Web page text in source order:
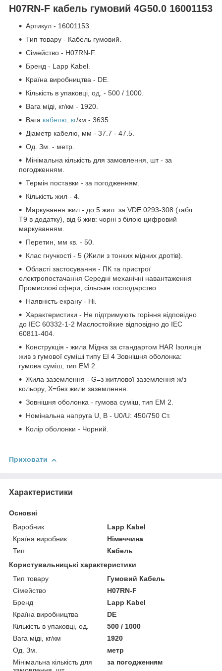
H07RN-F кабель гумовий 4G50.0 16001153
Артикул - 16001153.
Тип товару - Кабель гумовий.
Сімейство - H07RN-F.
Бренд - Lapp Kabel.
Країна виробництва - DE.
Кількість в упаковці, од. - 500 / 1000.
Вага міді, кг/км - 1920.
Вага кабелю, кг/км - 3635.
Діаметр кабелю, мм - 37.7 - 47.5.
Од. Зм. - метр.
Мінімальна кількість для замовлення, шт - за
погодженням.
Термін поставки - за погодженням.
Кількість жил - 4.
Маркування жил - до 5 жил: за VDE 0293-308 (табл.
T9 в додатку), від 6 жив: чорні з білою цифровий
маркуванням.
Перетин, мм кв. - 50.
Клас гнучкості - 5 (Жили з тонких мідних дротів).
Області застосування - ПК та пристрої
електропостачання Середні механічні навантаження
Промислові сфери, сільське господарство.
Наявність екрану - Ні.
Характеристики - Не підтримують горіння відповідно
до IEC 60332-1-2 Маслостойкие відповідно до IEC
60811-404.
Конструкція - жила Мідна за стандартом HAR Ізоляція
жив з гумової суміші типу EI 4 Зовнішня оболонка:
гумова суміш, тип EM 2.
Жила заземлення - G=з житлової заземлення ж/з
кольору, Х=без жили заземлення.
Зовнішня оболонка - гумова суміш, тип EM 2.
Номінальна напруга U, В - U0/U: 450/750 Ст.
Колір оболонки - Чорний.
Приховати
Характеристики
Основні
Виробник
Lapp Kabel
Країна виробник
Німеччина
Тип
Кабель
Користувальницькі характеристики
Тип товару
Гумовий Кабель
Сімейство
H07RN-F
Бренд
Lapp Kabel
Країна виробництва
DE
Кількість в упаковці, од.
500 / 1000
Вага міді, кг/км
1920
Од. Зм.
метр
Мінімальна кількість для
за погодженням